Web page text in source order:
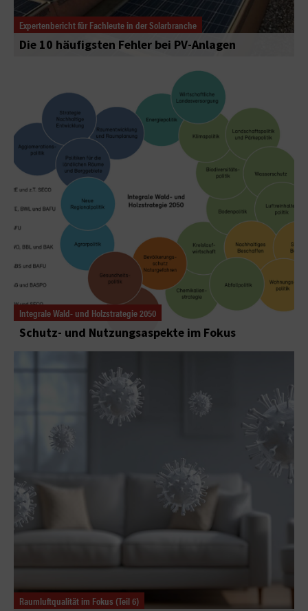
Expertenbericht für Fachleute in der Solarbranche
Die 10 häufigsten Fehler bei PV-Anlagen
Integrale Wald- und Holzstrategie 2050
Schutz- und Nutzungsaspekte im Fokus
Raumluftqualität im Fokus (Teil 6)